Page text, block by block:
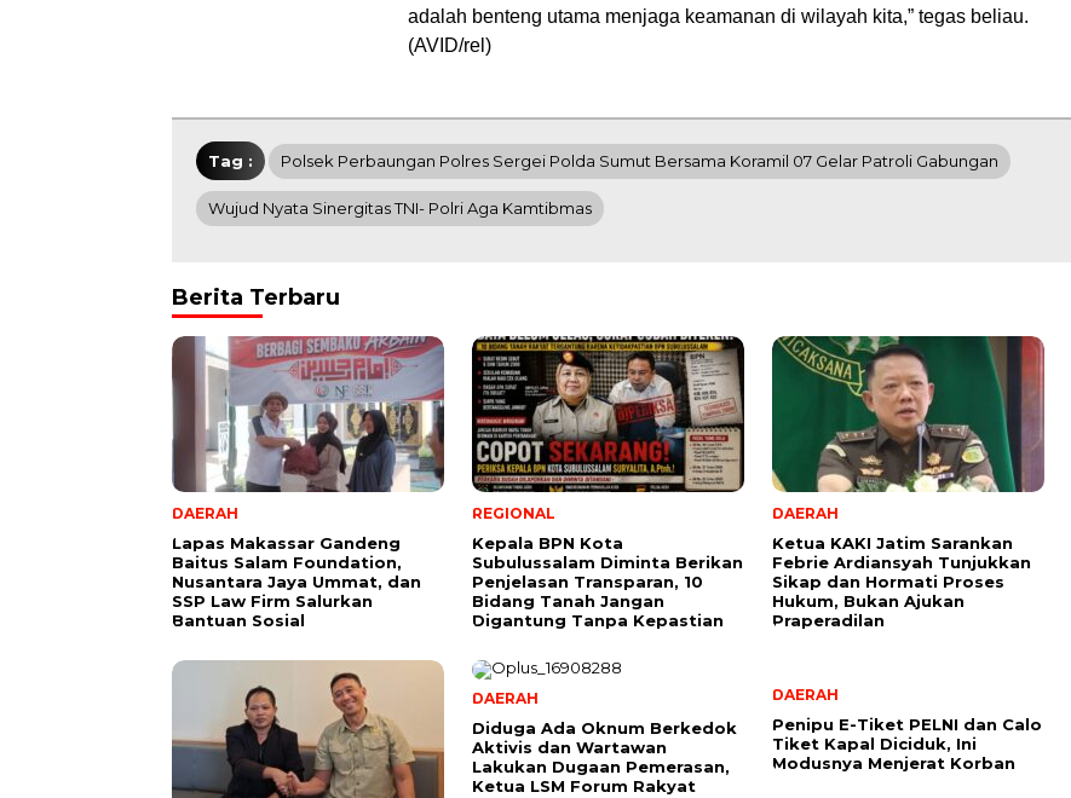
adalah benteng utama menjaga keamanan di wilayah kita,” tegas beliau.
(AVID/rel)
Tag : Polsek Perbaungan Polres Sergei Polda Sumut Bersama Koramil 07 Gelar Patroli Gabungan
Wujud Nyata Sinergitas TNI- Polri Aga Kamtibmas
Berita Terbaru
DAERAH
Lapas Makassar Gandeng
Baitus Salam Foundation,
Nusantara Jaya Ummat, dan
SSP Law Firm Salurkan
Bantuan Sosial
REGIONAL
Kepala BPN Kota
Subulussalam Diminta Berikan
Penjelasan Transparan, 10
Bidang Tanah Jangan
Digantung Tanpa Kepastian
DAERAH
Ketua KAKI Jatim Sarankan
Febrie Ardiansyah Tunjukkan
Sikap dan Hormati Proses
Hukum, Bukan Ajukan
Praperadilan
DAERAH
Diduga Ada Oknum Berkedok
Aktivis dan Wartawan
Lakukan Dugaan Pemerasan,
Ketua LSM Forum Rakyat
DAERAH
Penipu E-Tiket PELNI dan Calo
Tiket Kapal Diciduk, Ini
Modusnya Menjerat Korban